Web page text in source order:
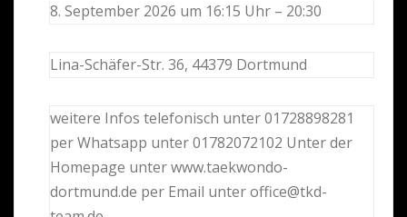
8. September 2026 um 16:15 Uhr – 20:30
Lina-Schäfer-Str. 36, 44379 Dortmund
weitere Infos telefonisch unter 01728898281
per Whatsapp unter 01782072102 Unter der
Homepage unter www.taekwondo-
dortmund.de per Email unter office@tkd-